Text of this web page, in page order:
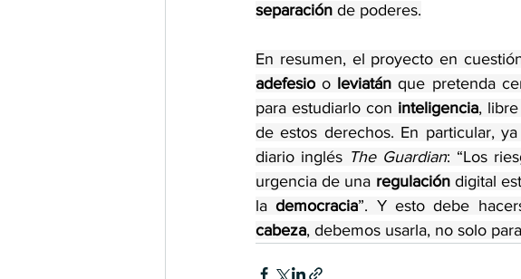
separación de poderes.
En resumen, el proyecto en
adefesio o leviatán que pretenda
para estudiarlo con inteligencia,
de estos derechos. En particular,
diario inglés The Guardian: “Los
urgencia de una regulación digital
la democracia”. Y esto debe
cabeza, debemos usarla, no solo